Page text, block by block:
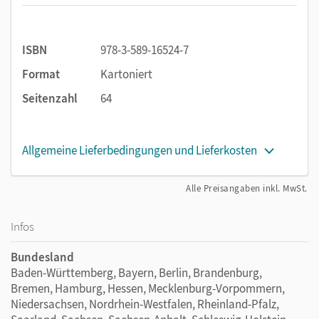
(interaktive Schulführung)
(Podcast/VR/AR)
Europa: ein Bericht über den Import aus
Lateinamerika (interaktive Dokumentation)
der richtige Umgang mit dem Internet (Erklärvideo)
ISBN
978-3-589-16524-7
Format
Kartoniert
Seitenzahl
64
Allgemeine Lieferbedingungen und Lieferkosten
Alle Preisangaben inkl. MwSt.
Infos
Bundesland
Baden-Württemberg, Bayern, Berlin, Brandenburg,
Bremen, Hamburg, Hessen, Mecklenburg-Vorpommern,
Niedersachsen, Nordrhein-Westfalen, Rheinland-Pfalz,